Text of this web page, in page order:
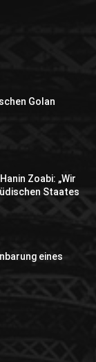
Golan
Zoabi: „Wir
Staates
eines